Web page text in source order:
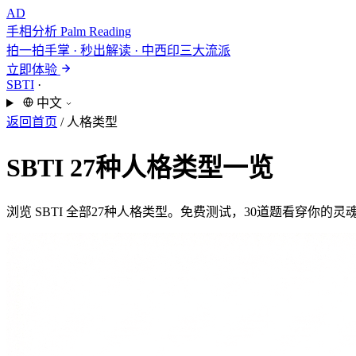
AD
手相分析 Palm Reading
拍一拍手掌 · 秒出解读 · 中西印三大流派
立即体验
SBTI ·
中文
返回首页 / 人格类型
SBTI 27种人格类型一览
浏览 SBTI 全部27种人格类型。免费测试，30道题看穿你的灵